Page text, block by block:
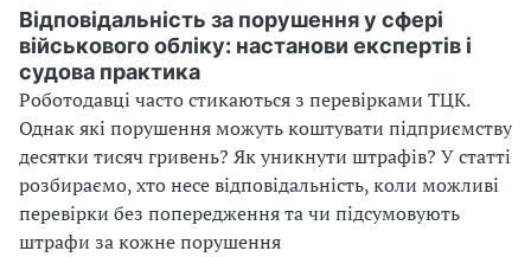
Відповідальність за порушення у сфері
військового обліку: настанови експертів і
судова практика
Роботодавці часто стикаються з перевірками ТЦК.
Однак які порушення можуть коштувати підприємству
десятки тисяч гривень? Як уникнути штрафів? У статті
розбираємо, хто несе відповідальність, коли можливі
перевірки без попередження та чи підсумовують
штрафи за кожне порушення